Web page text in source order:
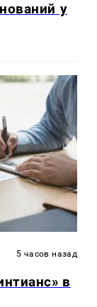
у
5 часов назад
в